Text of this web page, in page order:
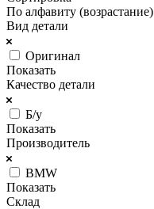
По алфавиту (возрастание)
Вид детали
Оригинал
Показать
Качество детали
Б/у
Показать
Производитель
BMW
Показать
Склад